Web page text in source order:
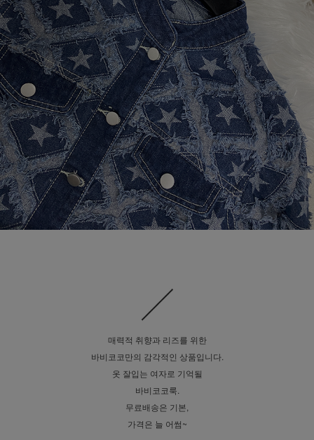
매력적 취향과 리즈를 위한
바비코코만의 감각적인 상품입니다.
옷 잘입는 여자로 기억될
바비코코룩.
무료배송은 기본,
가격은 늘 어썸~